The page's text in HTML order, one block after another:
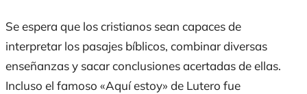
Se espera que los cristianos sean capaces de
interpretar los pasajes bíblicos, combinar diversas
enseñanzas y sacar conclusiones acertadas de ellas.
Incluso el famoso «Aquí estoy» de Lutero fue